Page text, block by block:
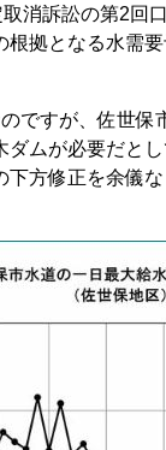
消訴訟の第2回
拠となる水需
ですが、佐世保
ムが必要だと
方修正を余儀